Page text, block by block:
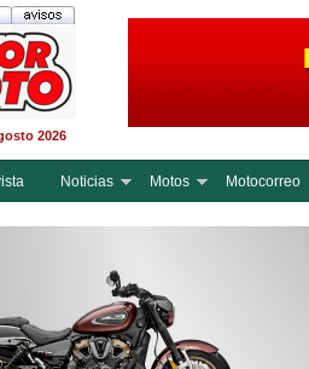
2026
Noticias Motos Motocorreo